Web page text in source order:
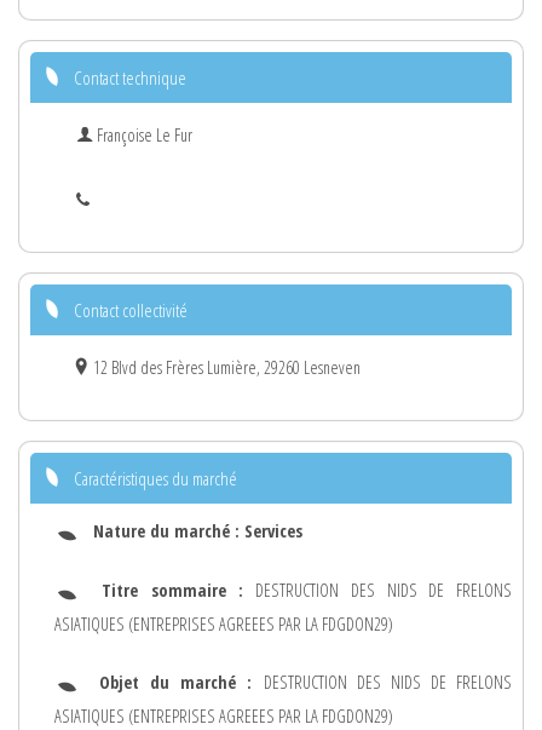
Contact technique
Françoise Le Fur
Contact collectivité
12 Blvd des Frères Lumière, 29260 Lesneven
Caractéristiques du marché
Nature du marché : Services
Titre sommaire : DESTRUCTION DES NIDS DE FRELONS
ASIATIQUES (ENTREPRISES AGREEES PAR LA FDGDON29)
Objet du marché : DESTRUCTION DES NIDS DE FRELONS
ASIATIQUES (ENTREPRISES AGREEES PAR LA FDGDON29)